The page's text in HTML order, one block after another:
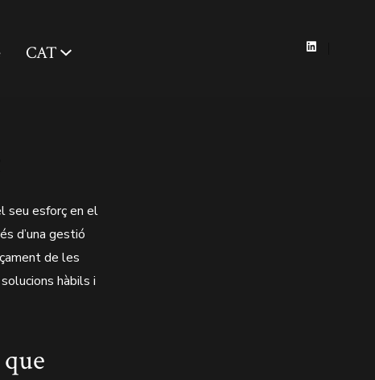
Open
CAT
seu esforç en el
d’una gestió
de les
hàbils i